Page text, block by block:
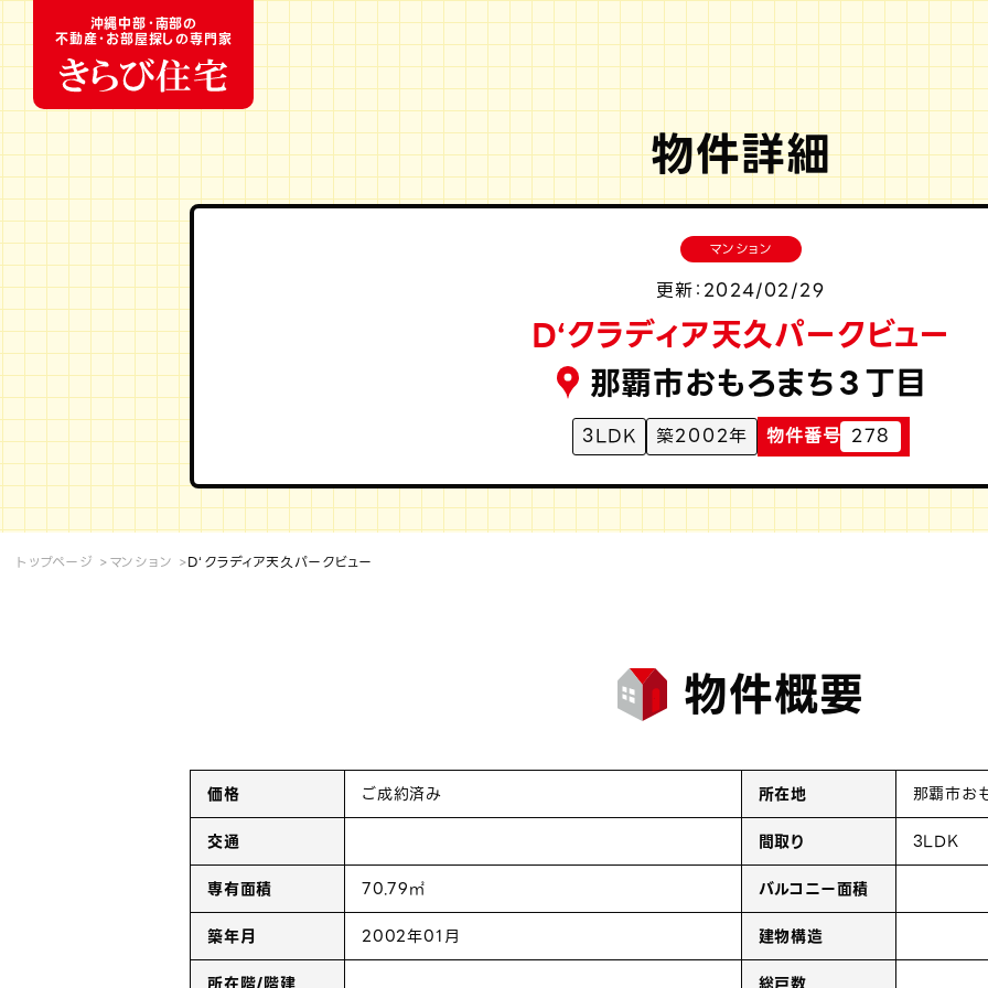
沖縄中部・南部の
不動産・お部屋探しの専門家
物件詳細
マンション
更新：2024/02/29
D‘クラディア天久パークビュー
那覇市おもろまち３丁目
3LDK 築2002年 物件番号 278
トップページ マンション D‘クラディア天久パークビュー
物件概要
価格 ご成約済み 所在地
那覇市お
交通
間取り
3LDK
専有面積
70.79㎡
バルコニー面積
築年月
2002年01月
建物構造